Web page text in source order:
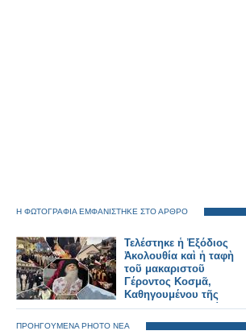
Η ΦΩΤΟΓΡΑΦΙΑ ΕΜΦΑΝΙΣΤΗΚΕ ΣΤΟ ΑΡΘΡΟ
Τελέστηκε ἡ Ἐξόδιος
Ἀκολουθία καὶ ἡ ταφὴ
τοῦ μακαριστοῦ
Γέροντος Κοσμᾶ,
Καθηγουμένου τῆς
Ἱερᾶς Μονῆς Στομίου
Κονίτσης
ΠΡΟΗΓΟΥΜΕΝΑ PHOTO ΝΕΑ